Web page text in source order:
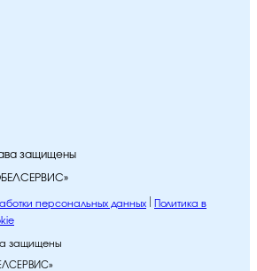
защищены
персональных данных
Политика в
защищены